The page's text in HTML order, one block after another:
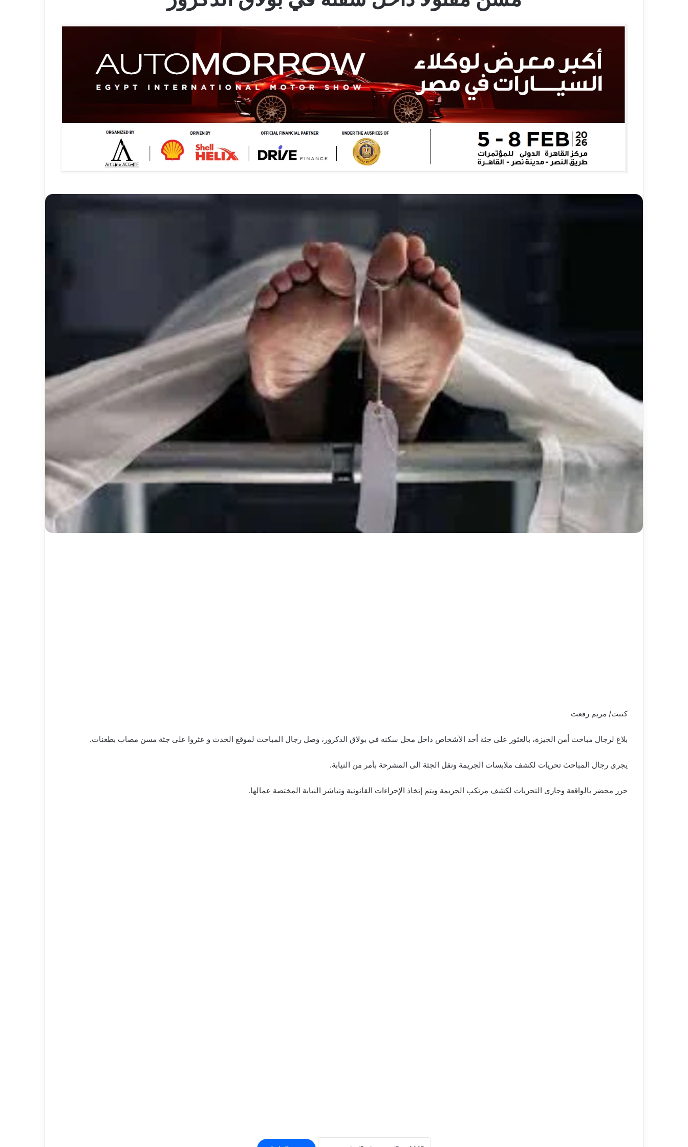
كتبت/ مريم رفعت
بلاغ لرجال مباحث أمن الجيزة، بالعثور على جثة أحد الأشخاص داخل محل سكنه في بولاق الدكرور، وصل رجال المباحث لموقع الحدث و عثروا على جثة مسن مصاب بطعنات.
يجرى رجال المباحث تحريات لكشف ملابسات الجريمة ونقل الجثة الى المشرحة بأمر من النيابة.
حرر محضر بالواقعة وجارى التحريات لكشف مرتكب الجريمة ويتم إتخاذ الإجراءات القانونية وتباشر النيابة المختصة عمالها.